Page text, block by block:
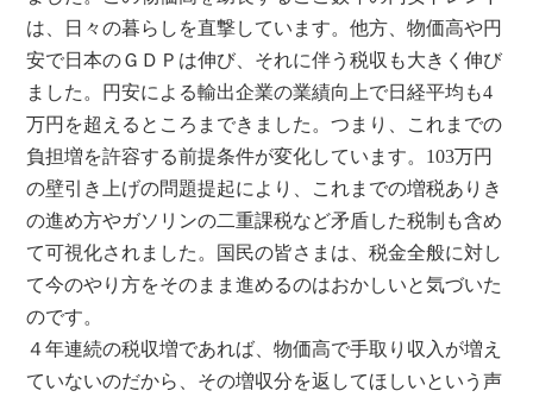
は、日々の暮らしを直撃しています。他方、物価高や円
安で日本のＧＤＰは伸び、それに伴う税収も大きく伸び
ました。円安による輸出企業の業績向上で日経平均も4
万円を超えるところまできました。つまり、これまでの
負担増を許容する前提条件が変化しています。103万円
の壁引き上げの問題提起により、これまでの増税ありき
の進め方やガソリンの二重課税など矛盾した税制も含め
て可視化されました。国民の皆さまは、税金全般に対し
て今のやり方をそのまま進めるのはおかしいと気づいた
のです。
４年連続の税収増であれば、物価高で手取り収入が増え
ていないのだから、その増収分を返してほしいという声